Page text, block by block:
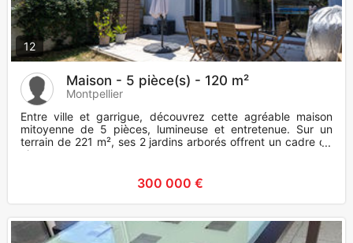
12
Maison - 5 pièce(s) - 120 m²
Montpellier
Entre ville et garrigue, découvrez cette agréable maison
mitoyenne de 5 pièces, lumineuse et entretenue. Sur un
terrain de 221 m², ses 2 jardins arborés offrent un cadre de
vie agr
300 000 €